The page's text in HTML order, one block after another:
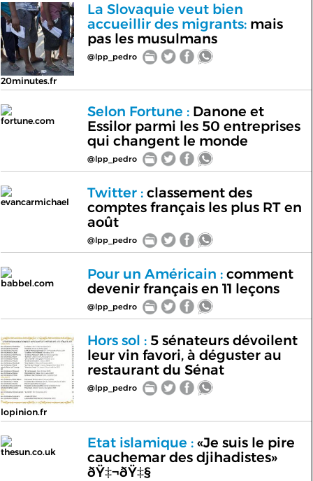
20minutes.fr
La Slovaquie veut bien
accueillir des migrants:mais
pas les musulmans
@lpp_pedro
fortune.com
Selon Fortune :Danone et
Essilor parmi les 50 entreprises
qui changent le monde
@lpp_pedro
evancarmichael
Twitter :classement des
comptes français les plus RT en
août
@lpp_pedro
babbel.com
Pour un Américain :comment
devenir français en 11 leçons
@lpp_pedro
lopinion.fr
Hors sol :5 sénateurs dévoilent
leur vin favori, à déguster au
restaurant du Sénat
@lpp_pedro
thesun.co.uk
Etat islamique :«Je suis le pire
cauchemar des djihadistes»
ðŸ‡¬ðŸ‡§